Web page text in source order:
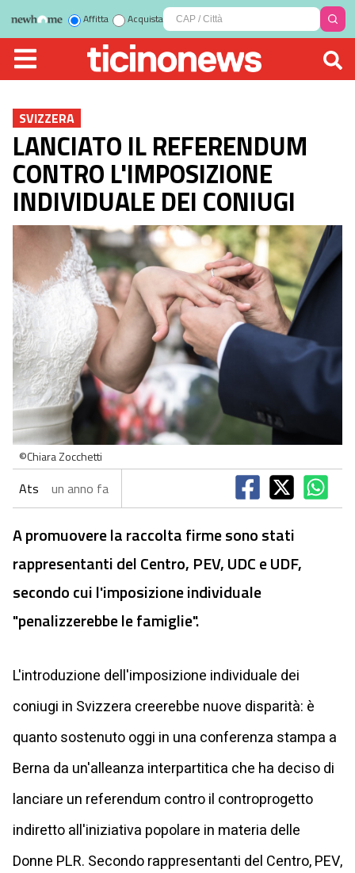
Affitta Acquista
SVIZZERA
LANCIATO IL REFERENDUM
CONTRO L'IMPOSIZIONE
INDIVIDUALE DEI CONIUGI
©Chiara Zocchetti
Ats un anno fa
A promuovere la raccolta firme sono stati
rappresentanti del Centro, PEV, UDC e UDF,
secondo cui l'imposizione individuale
"penalizzerebbe le famiglie".
L'introduzione dell'imposizione individuale dei
coniugi in Svizzera creerebbe nuove disparità: è
quanto sostenuto oggi in una conferenza stampa a
Berna da un'alleanza interpartitica che ha deciso di
lanciare un referendum contro il controprogetto
indiretto all'iniziativa popolare in materia delle
Donne PLR. Secondo rappresentanti del Centro, PEV,